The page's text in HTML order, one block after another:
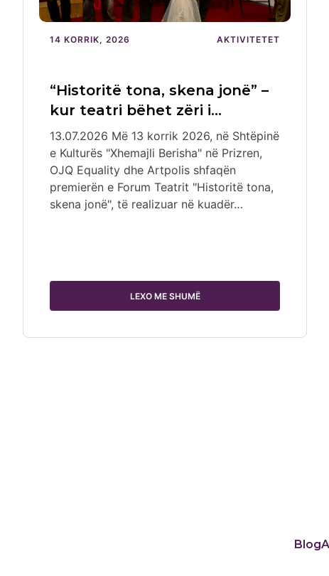
14 KORRIK, 2026 AKTIVITETET
“Historitë tona, skena jonë” –
kur teatri bëhet zëri i…
13.07.2026 Më 13 korrik 2026, në Shtëpinë
e Kulturës "Xhemajli Berisha" në Prizren,
OJQ Equality dhe Artpolis shfaqën
premierën e Forum Teatrit "Historitë tona,
skena jonë", të realizuar në kuadër…
LEXO ME SHUMË
Blog